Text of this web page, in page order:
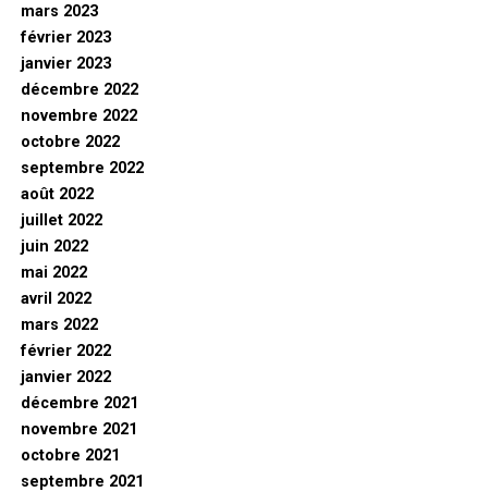
mars 2023
février 2023
janvier 2023
décembre 2022
novembre 2022
octobre 2022
septembre 2022
août 2022
juillet 2022
juin 2022
mai 2022
avril 2022
mars 2022
février 2022
janvier 2022
décembre 2021
novembre 2021
octobre 2021
septembre 2021